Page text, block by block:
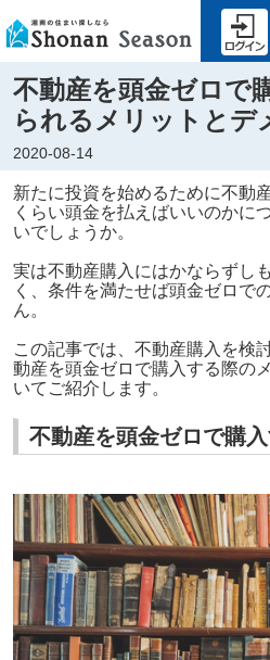
不動産を頭金ゼロで
られるメリットとデ
2020-08-14
新たに投資を始めるために不動
くらい頭金を払えばいいのかに
いでしょうか。
実は不動産購入にはかならずし
く、条件を満たせば頭金ゼロで
ん。
この記事では、不動産購入を検
動産を頭金ゼロで購入する際の
いてご紹介します。
不動産を頭金ゼロで購